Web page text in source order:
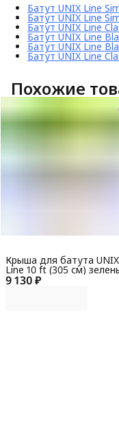
Батут UNIX Line
Батут UNIX Line
Батут UNIX Line
Батут UNIX Line
Батут UNIX Line
Батут UNIX Line
Похожие
9 130 ₽
Крыша для батута UNIX
Line 10 ft (305 см)
жёлтый